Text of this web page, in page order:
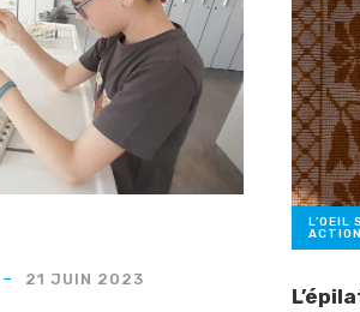
21 JUIN 2023
L'OEIL